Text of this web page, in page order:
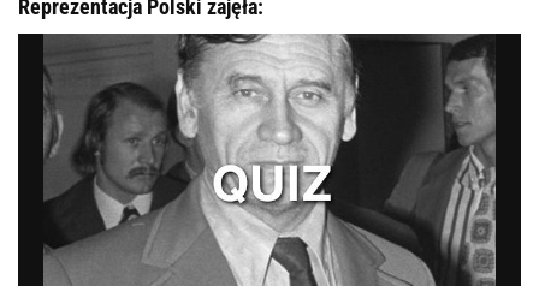
Reprezentacja Polski zajęła: